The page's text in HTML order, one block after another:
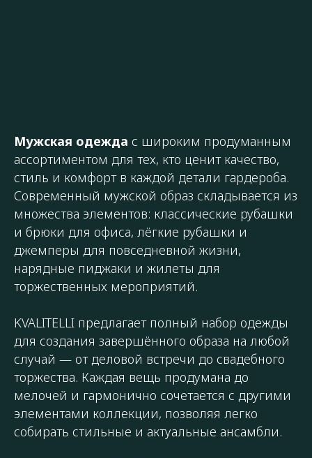
Мужская одежда с широким продуманным
ассортиментом для тех, кто ценит качество,
стиль и комфорт в каждой детали гардероба.
Современный мужской образ складывается из
множества элементов: классические рубашки
и брюки для офиса, лёгкие рубашки и
джемперы для повседневной жизни,
нарядные пиджаки и жилеты для
торжественных мероприятий.
KVALITELLI предлагает полный набор одежды
для создания завершённого образа на любой
случай — от деловой встречи до свадебного
торжества. Каждая вещь продумана до
мелочей и гармонично сочетается с другими
элементами коллекции, позволяя легко
собирать стильные и актуальные ансамбли.